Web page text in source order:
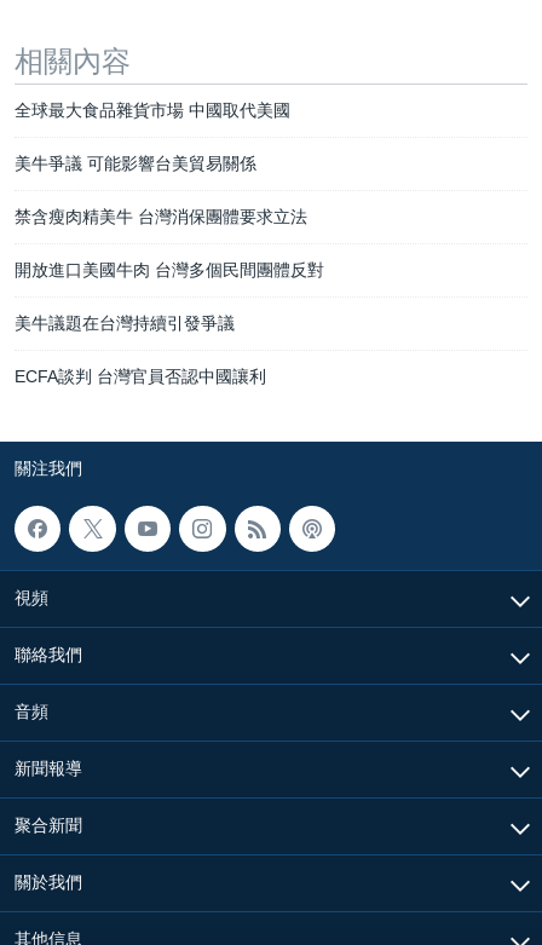
相關內容
全球最大食品雜貨市場 中國取代美國
美牛爭議 可能影響台美貿易關係
禁含瘦肉精美牛 台灣消保團體要求立法
開放進口美國牛肉 台灣多個民間團體反對
美牛議題在台灣持續引發爭議
ECFA談判 台灣官員否認中國讓利
關注我們
視頻
聯絡我們
音頻
新聞報導
聚合新聞
關於我們
其他信息